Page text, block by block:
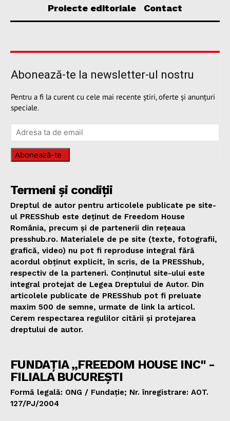
Proiecte editoriale
Contact
Abonează-te la newsletter-ul nostru
Pentru a fi la curent cu cele mai recente știri, oferte și anunțuri
speciale.
Abonează-te
Termeni și condiții
Dreptul de autor pentru articolele publicate pe site-
ul PRESShub este deținut de Freedom House
România, precum și de partenerii din rețeaua
presshub.ro. Materialele de pe site (texte, fotografii,
grafică, video) nu pot fi reproduse integral fără
acordul obținut explicit, în scris, de la PRESShub,
respectiv de la parteneri. Conținutul site-ului este
integral protejat de Legea Dreptului de Autor. Din
articolele publicate de PRESShub pot fi preluate
maxim 500 de semne, urmate de link la articol.
Cerem respectarea regulilor citării și protejarea
dreptului de autor.
FUNDAȚIA „FREEDOM HOUSE INC" -
FILIALA BUCUREȘTI
Formă legală: ONG / Fundație; Nr. înregistrare: AOT.
127/PJ/2004